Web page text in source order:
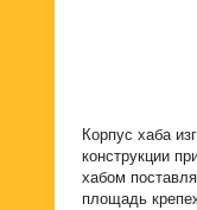
Корпус хаба
конструкции
хабом
площадь